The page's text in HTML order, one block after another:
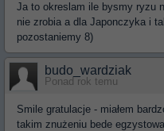
Ja to okreslam ile bysmy ryzu
nie zrobia a dla Japonczyka i
pozostaniemy 8)
budo_wardziak
Ponad rok temu
Smile gratulacje - miałem
takim znużeniu bede